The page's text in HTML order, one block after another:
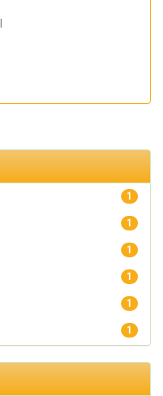
1
1
1
1
1
1